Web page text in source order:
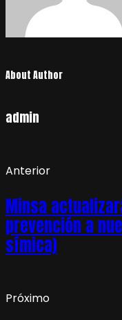
About Author
admin
Anterior
Minsa
prevención a
símica)
Próximo